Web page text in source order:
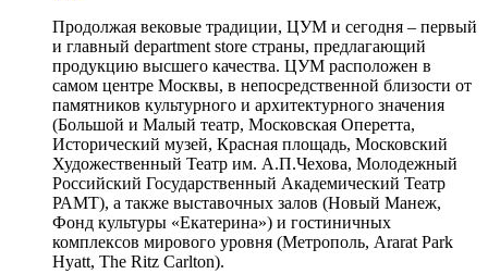
Продолжая вековые традиции, ЦУМ и сегодня – первый
и главный department store страны, предлагающий
продукцию высшего качества. ЦУМ расположен в
самом центре Москвы, в непосредственной близости от
памятников культурного и архитектурного значения
(Большой и Малый театр, Московская Оперетта,
Исторический музей, Красная площадь, Московский
Художественный Театр им. А.П.Чехова, Молодежный
Российский Государственный Академический Театр
РАМТ), а также выставочных залов (Новый Манеж,
Фонд культуры «Екатерина») и гостиничных
комплексов мирового уровня (Метрополь, Ararat Park
Hyatt, The Ritz Carlton).